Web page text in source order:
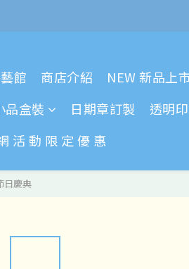
館 商店介紹
NEW 新品上
品盒裝
日期章訂製
透明
活 動 限 定 優 惠
日慶典